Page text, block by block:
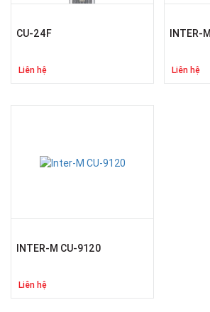
CU-24F
Liên hệ
INTER-
Liên hệ
INTER-M CU-9120
Liên hệ